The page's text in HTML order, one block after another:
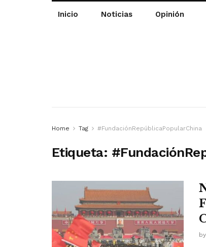
Inicio Noticias Opinión
Home Tag #FundaciónRepúblicaPopularChina
Etiqueta:
by